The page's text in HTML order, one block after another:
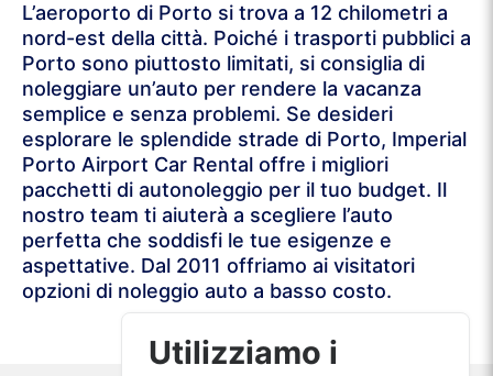
L’aeroporto di Porto si trova a 12 chilometri a
nord-est della città. Poiché i trasporti pubblici a
Porto sono piuttosto limitati, si consiglia di
noleggiare un’auto per rendere la vacanza
semplice e senza problemi. Se desideri
esplorare le splendide strade di Porto, Imperial
Porto Airport Car Rental offre i migliori
pacchetti di autonoleggio per il tuo budget. Il
nostro team ti aiuterà a scegliere l’auto
perfetta che soddisfi le tue esigenze e
aspettative. Dal 2011 offriamo ai visitatori
opzioni di noleggio auto a basso costo.
Utilizziamo i